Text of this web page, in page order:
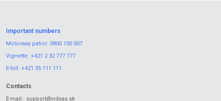
Important numbers
Motorway patrol: 0800 100 007
Vignette: +421 2 32 777 777
E-toll: +421 35 111 111
Contacts
E-mail.: support@ndsas.sk